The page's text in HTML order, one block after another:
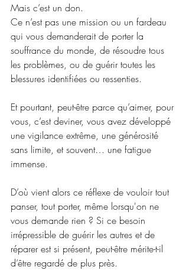
Mais c’est un don.
Ce n’est pas une mission ou un fardeau
qui vous demanderait de porter la
souffrance du monde, de résoudre tous
les problèmes, ou de guérir toutes les
blessures identifiées ou ressenties.
Et pourtant, peut-être parce qu’aimer, pour
vous, c’est deviner, vous avez développé
une vigilance extrême, une générosité
sans limite, et souvent… une fatigue
immense.
D’où vient alors ce réflexe de vouloir tout
panser, tout porter, même lorsqu'on ne
vous demande rien ? Si ce besoin
irrépressible de guérir les autres et de
réparer est si présent, peut-être mérite-t-il
d’être regardé de plus près.